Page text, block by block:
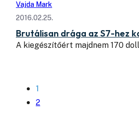
Vajda Mark
2016.02.25.
Brutálisan drága az S7-hez
A kiegészítőért majdnem 170
1
2